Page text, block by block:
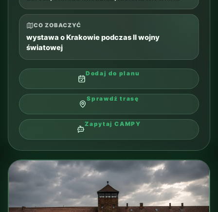
CO ZOBACZYĆ
baseny rekreacyjne, zjeżdżalnie i strefy
rodzinne
Dodaj do planu
Sprawdź trasę
Sprawdź wycieczki
PRZEWIŃ